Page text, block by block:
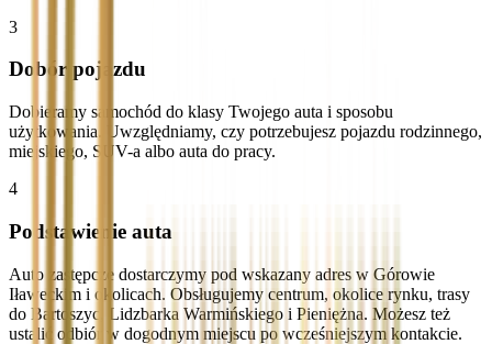
3
Dobór pojazdu
Dobieramy samochód do klasy Twojego auta i sposobu
użytkowania. Uwzględniamy, czy potrzebujesz pojazdu rodzinnego,
miejskiego, SUV-a albo auta do pracy.
4
Podstawienie auta
Auto zastępcze dostarczymy pod wskazany adres w Górowie
Iławeckim i okolicach. Obsługujemy centrum, okolice rynku, trasy
do Bartoszyc, Lidzbarka Warmińskiego i Pieniężna. Możesz też
ustalić odbiór w dogodnym miejscu po wcześniejszym kontakcie.